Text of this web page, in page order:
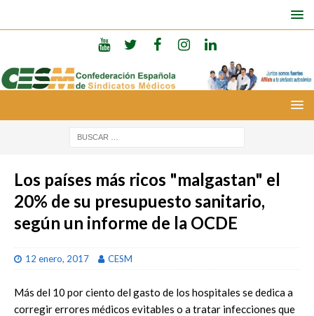
Los países más ricos "malgastan" el
20% de su presupuesto sanitario,
según un informe de la OCDE
12 enero, 2017 CESM
Más del 10 por ciento del gasto de los hospitales se dedica a
corregir errores médicos evitables o a tratar infecciones que